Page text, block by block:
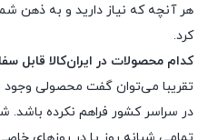
هر آنچه که نیاز دارید و به ذهن
کرد.
کدام محصولات در ایران‌کالا قابل
تقریبا می‌توان گفت محصولی وجود
در سراسر کشور فراهم نکرده باشد.